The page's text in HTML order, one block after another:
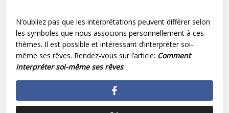
N’oubliez pas que les interprétations peuvent différer selon
les symboles que nous associons personnellement à ces
thèmes. Il est possible et intéressant d’interpréter soi-
même ses rêves. Rendez-vous sur l’article: Comment
interpréter soi-même ses rêves.